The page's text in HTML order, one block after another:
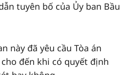
tuyên bố của Ủy ban Bầu
này đã yêu cầu Tòa án
đến khi có quyết định